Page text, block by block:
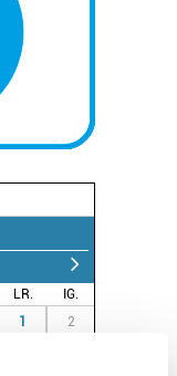
LR.
IG.
1 2